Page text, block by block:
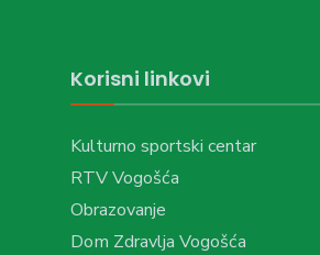
Korisni linkovi
Kulturno sportski centar
RTV Vogošća
Obrazovanje
Dom Zdravlja Vogošća